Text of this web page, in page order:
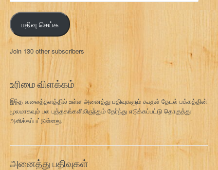
ன
ஞ்
ச
ல்
மு
க
வ
பதிவு செய்க
Join 130 other subscribers
உரிமை விளக்கம்
இந்த வலைத்தளத்தில் உள்ள அனைத்து பதிவுகளும் கூகுள் தேடல் பக்கத்தின்
மூலமாகவும் பல புத்தகங்களிலிருந்தும் தேர்ந்து எடுக்கப்பட்டு தொகுத்து
அளிக்கப்பட்டுள்ளது.
அனைத்து பதிவுகள்